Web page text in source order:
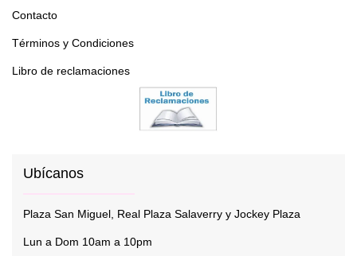
Contacto
Términos y Condiciones
Libro de reclamaciones
Ubícanos
Plaza San Miguel, Real Plaza Salaverry y Jockey Plaza
Lun a Dom 10am a 10pm